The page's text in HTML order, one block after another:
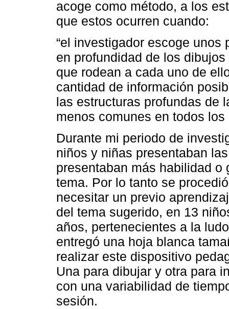
acoge como método, a los
que estos ocurren cuando:
“el investigador escoge
en profundidad de los
que rodean a cada uno de
cantidad de información
las estructuras profundas de
menos comunes en todos los
Durante mi periodo de
niños y niñas presentaban
presentaban más habilidad o
tema. Por lo tanto se
necesitar un previo
del tema sugerido, en 13
años, pertenecientes a la
entregó una hoja blanca
realizar este dispositivo
Una para dibujar y otra para
con una variabilidad de
sesión.